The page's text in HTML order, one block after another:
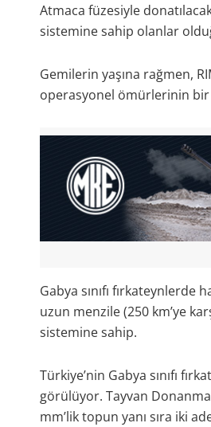
Atmaca füzesiyle
sistemine sahip olanlar
Gemilerin yaşına rağmen,
operasyonel ömürlerinin bir
Gabya sınıfı fırkateynlerde
uzun menzile (250 km’ye
sistemine sahip.
Türkiye’nin Gabya sınıfı
görülüyor. Tayvan
mm’lik topun yanı sıra iki